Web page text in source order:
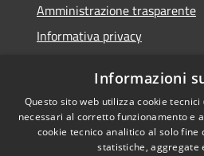
Amministrazione trasparente
Informativa privacy
Dichiarazione di accessibilità
Informazioni
Questo sito web utilizza cookie
necessari al corretto funzionamento e
cookie tecnico analitico al solo
statistiche, aggregate